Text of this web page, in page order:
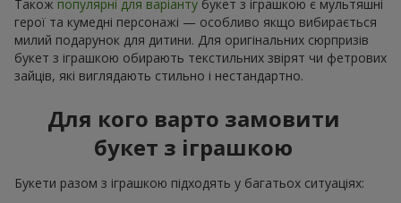
Також популярні для варіанту букет з іграшкою є мультяшні
герої та кумедні персонажі — особливо якщо вибирається
милий подарунок для дитини. Для оригінальних сюрпризів
букет з іграшкою обирають текстильних звірят чи фетрових
зайців, які виглядають стильно і нестандартно.
Для кого варто замовити
букет з іграшкою
Букети разом з іграшкою підходять у багатьох ситуаціях: